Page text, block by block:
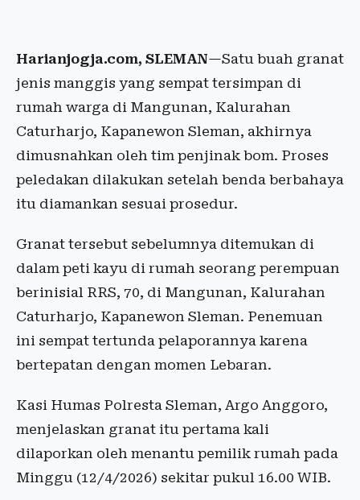
Harianjogja.com, SLEMAN—Satu buah granat
jenis manggis yang sempat tersimpan di
rumah warga di Mangunan, Kalurahan
Caturharjo, Kapanewon Sleman, akhirnya
dimusnahkan oleh tim penjinak bom. Proses
peledakan dilakukan setelah benda berbahaya
itu diamankan sesuai prosedur.
Granat tersebut sebelumnya ditemukan di
dalam peti kayu di rumah seorang perempuan
berinisial RRS, 70, di Mangunan, Kalurahan
Caturharjo, Kapanewon Sleman. Penemuan
ini sempat tertunda pelaporannya karena
bertepatan dengan momen Lebaran.
Kasi Humas Polresta Sleman, Argo Anggoro,
menjelaskan granat itu pertama kali
dilaporkan oleh menantu pemilik rumah pada
Minggu (12/4/2026) sekitar pukul 16.00 WIB.